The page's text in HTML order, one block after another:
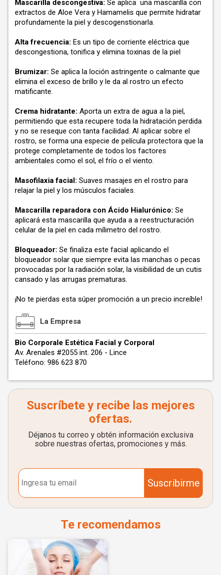
Mascarilla descongestiva: Se aplica una mascarilla con
extractos de Aloe Vera y Hamamelis que permite hidratar
profundamente la piel y descogenstionarla.
Alta frecuencia: Es un tipo de corriente eléctrica que
descongestiona, tonifica y elimina toxinas de la piel
Brumizar: Se aplica la loción astringente o calmante que
elimina el exceso de brillo y le da al rostro un efecto
matificante.
Crema hidratante: Aporta un extra de agua a la piel,
permitiendo que esta recupere toda la hidratación perdida
y no se reseque con tanta facilidad. Al aplicar sobre el
rostro, se forma una especie de película protectora que la
protege completamente de todos los factores
ambientales como el sol, el frío o el viento.
Masofilaxia facial: Suaves masajes en el rostro para
relajar la piel y los músculos faciales.
Mascarilla reparadora con Ácido Hialurónico: Se
aplicará esta mascarilla que ayuda a a reestructuración
celular de la piel en cada mílimetro del rostro.
Bloqueador: Se finaliza este facial aplicando el
bloqueador solar que siempre evita las manchas o pecas
provocadas por la radiación solar, la visibilidad de un cutis
cansado y las arrugas prematuras.
¡No te pierdas esta súper promoción a un precio increíble!
La Empresa
Bio Corporale Estética Facial y Corporal
Av. Arenales #2055 int. 206 - Lince
Teléfono: 986 623 870
Suscríbete y recibe las mejores
ofertas.
Déjanos tu correo y obtén información exclusiva
sobre nuestras ofertas, promociones y más.
Suscribirme
Te recomendamos